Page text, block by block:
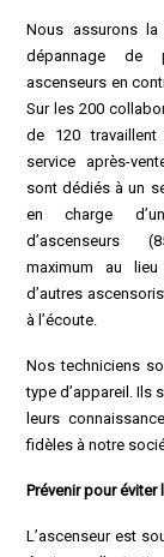
Nous assurons
dépannage
ascenseurs en
Sur les 200
de 120
service après-
sont dédiés à un
en charge
d’ascenseurs
maximum au
d’autres
à l’écoute.
Nos techniciens
type d’appareil. Ils
leurs
fidèles à notre
Prévenir pour
L’ascenseur est